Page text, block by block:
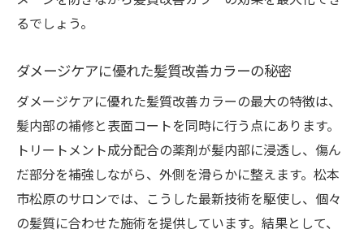
るでしょう。
ダメージケアに優れた髪質改善カラーの秘密
ダメージケアに優れた髪質改善カラーの最大の特徴は、
髪内部の補修と表面コートを同時に行う点にあります。
トリートメント成分配合の薬剤が髪内部に浸透し、傷ん
だ部分を補強しながら、外側を滑らかに整えます。松本
市松原のサロンでは、こうした最新技術を駆使し、個々
の髪質に合わせた施術を提供しています。結果として、